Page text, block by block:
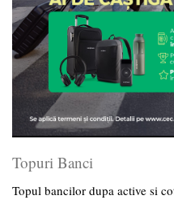
Topuri Banci
Topul bancilor dupa active si